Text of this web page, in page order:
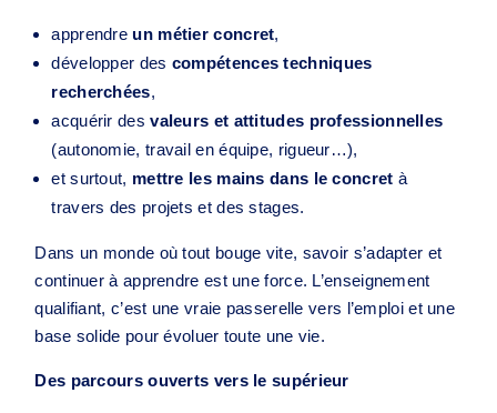
apprendre un métier concret,
développer des compétences techniques
recherchées,
acquérir desvaleurs et attitudes professionnelles
(autonomie, travail en équipe, rigueur…),
et surtout, mettre les mains dans le concret à
travers des projets et des stages.
Dans un monde où tout bouge vite, savoir s’adapter et
continuer à apprendre est une force. L’enseignement
qualifiant, c’est une vraie passerelle vers l’emploi et une
base solide pour évoluer toute une vie.
Des parcours ouverts vers le supérieur